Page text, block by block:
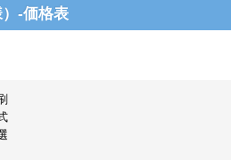
-価格表